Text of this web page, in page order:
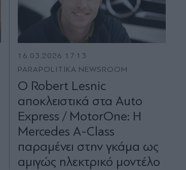
16.03.2026 17:13
PARAPOLITIKA NEWSROOM
Ο Robert Lesnic
αποκλειστικά στα Auto
Express / MotorOne: Η
Mercedes A-Class
παραμένει στην γκάμα ως
αμιγώς ηλεκτρικό μοντέλο